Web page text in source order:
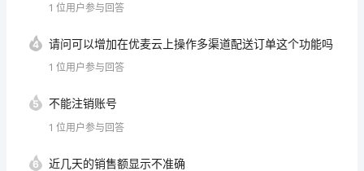
1 位用户参与回答
4 请问可以增加在优麦云上操作多渠道配送订单这个功能吗
1 位用户参与回答
5 不能注销账号
1 位用户参与回答
6 近几天的销售额显示不准确